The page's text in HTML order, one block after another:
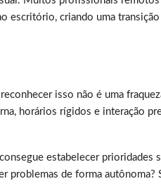
escritório, criando uma
isso não é uma
horários rígidos e interação
estabelecer prioridades
problemas de forma autônoma?